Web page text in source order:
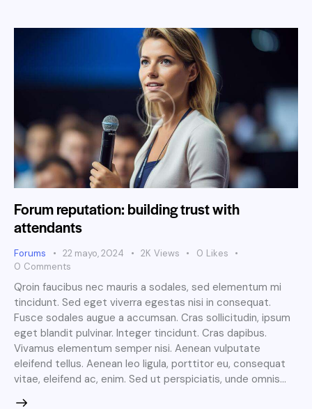
Forum reputation: building trust with
attendants
Forums 22 mayo, 2024 2K Views 0 Likes
0 Comments
Qroin faucibus nec mauris a sodales, sed elementum mi
tincidunt. Sed eget viverra egestas nisi in consequat.
Fusce sodales augue a accumsan. Cras sollicitudin, ipsum
eget blandit pulvinar. Integer tincidunt. Cras dapibus.
Vivamus elementum semper nisi. Aenean vulputate
eleifend tellus. Aenean leo ligula, porttitor eu, consequat
vitae, eleifend ac, enim. Sed ut perspiciatis, unde omnis…